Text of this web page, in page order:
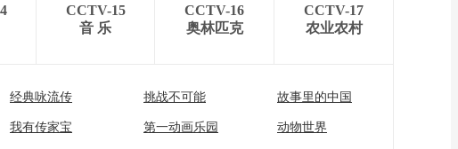
CCTV-15
音 乐
CCTV-16
奥林匹克
CCTV-17
农业农村
经典咏流传 挑战不可能 故事里的中国
我有传家宝 第一动画乐园 动物世界